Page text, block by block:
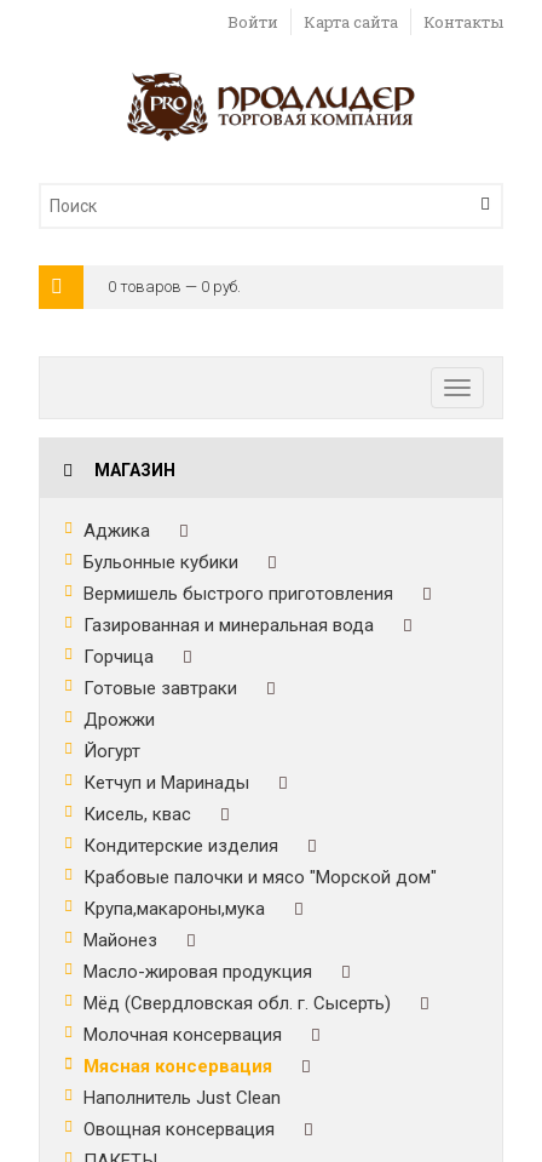
Войти Карта сайта Контакты
0 товаров — 0 руб.
Toggle
navigation
МАГАЗИН
Аджика
Бульонные кубики
Вермишель быстрого приготовления
Газированная и минеральная вода
Горчица
Готовые завтраки
Дрожжи
Йогурт
Кетчуп и Маринады
Кисель, квас
Кондитерские изделия
Крабовые палочки и мясо "Морской дом"
Крупа,макароны,мука
Майонез
Масло-жировая продукция
Мёд (Свердловская обл. г. Сысерть)
Молочная консервация
Мясная консервация
Наполнитель Just Clean
Овощная консервация